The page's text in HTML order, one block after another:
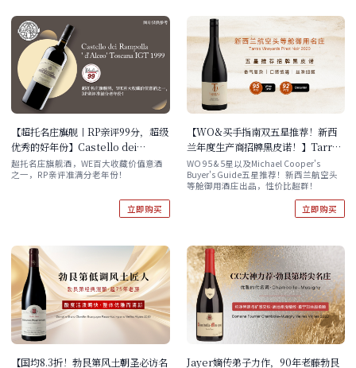
【超托名庄旗舰丨RP亲评99分，超级
优秀的好年份】Castello dei
Rampolla 'd'Alceo' Toscana IGT
1999 现货
超托名庄旗舰酒，WE百大收藏价值意酒
之一，RP亲评准满分老年份！
立即购买
【WO&买手指南双五星推荐！新西
兰年度生产商招牌黑皮诺！】Tarras
Vineyards Pinot Noir 2020
WO 95 & 5星以及Michael Cooper's
Buyer's Guide五星推荐！新西兰航空头
等舱御用酒庄出品，性价比超群！
立即购买
【国均8.3折！勃艮第风土朝圣必访名
Jayer嫡传弟子力作，90年老藤勃艮